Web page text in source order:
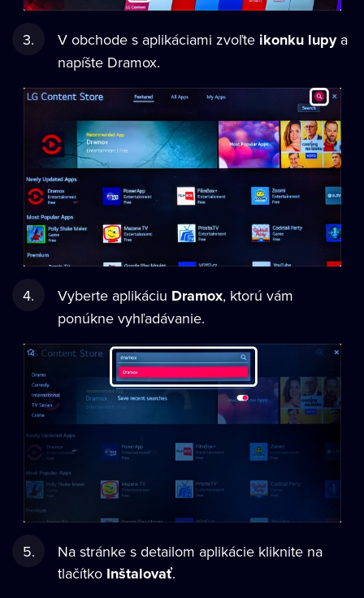
V obchode s aplikáciami zvoľte ikonku lupya
napíšte Dramox.
Vyberte aplikáciu Dramox, ktorú vám
ponúkne vyhľadávanie.
Na stránke s detailom aplikácie kliknite na
tlačítko Inštalovať.